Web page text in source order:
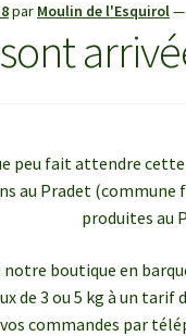
par Moulin de l'Esquirol—
peu fait attendre
au Pradet
produites au
boutique en
de 3 ou 5 kg à un
commandes par